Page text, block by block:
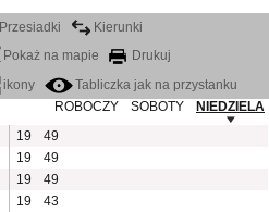
Przesiadki
Kierunki
Pokaż na mapie
Drukuj
ikony
Tabliczka jak na przystanku
ROBOCZY
SOBOTY
NIEDZIELA
19
49
19
49
19
49
19
43